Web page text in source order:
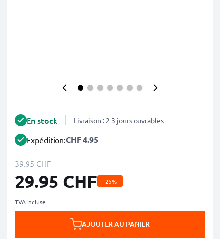
En stock Livraison : 2-3 jours ouvrables
Expédition:CHF 4.95
39.95 CHF
29.95 CHF -25%
TVA incluse
AJOUTER AU PANIER